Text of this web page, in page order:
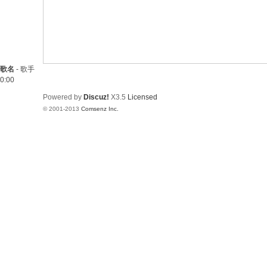
歌名 - 歌手
0:00
Powered by Discuz! X3.5 Licensed
© 2001-2013 Comsenz Inc.